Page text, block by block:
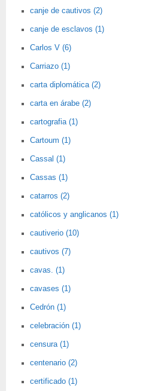
canje de cautivos (2)
canje de esclavos (1)
Carlos V (6)
Carriazo (1)
carta diplomática (2)
carta en árabe (2)
cartografia (1)
Cartoum (1)
Cassal (1)
Cassas (1)
catarros (2)
católicos y anglicanos (1)
cautiverio (10)
cautivos (7)
cavas. (1)
cavases (1)
Cedrón (1)
celebración (1)
censura (1)
centenario (2)
certificado (1)